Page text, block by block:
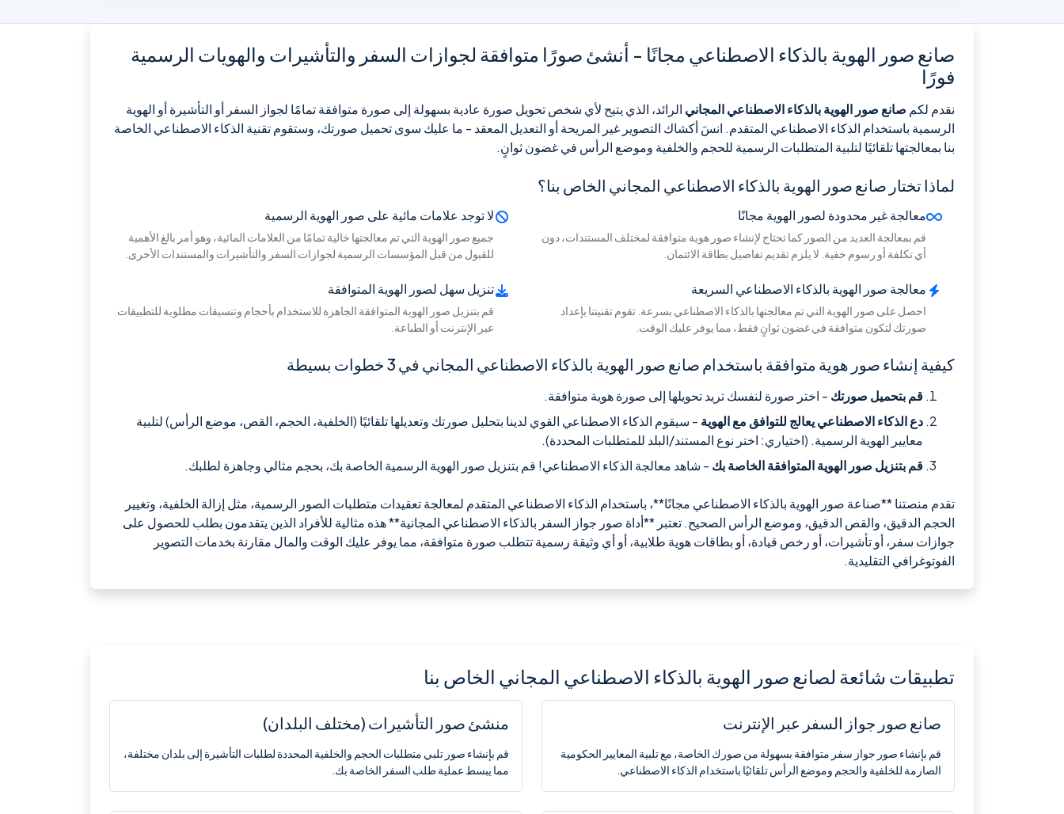
صانع صور الهوية بالذكاء الاصطناعي مجانًا - أنشئ صورًا متوافقة لجوازات السفر والتأشيرات والهويات الرسمية
فورًا
نقدم لكم صانع صور الهوية بالذكاء الاصطناعي المجاني الرائد، الذي يتيح لأي شخص تحويل صورة عادية بسهولة إلى صورة متوافقة تمامًا لجواز السفر أو التأشيرة أو الهوية
الرسمية باستخدام الذكاء الاصطناعي المتقدم. انسَ أكشاك التصوير غير المريحة أو التعديل المعقد - ما عليك سوى تحميل صورتك، وستقوم تقنية الذكاء الاصطناعي الخاصة
بنا بمعالجتها تلقائيًا لتلبية المتطلبات الرسمية للحجم والخلفية وموضع الرأس في غضون ثوانٍ.
لماذا تختار صانع صور الهوية بالذكاء الاصطناعي المجاني الخاص بنا؟
معالجة غير محدودة لصور الهوية مجانًا
قم بمعالجة العديد من الصور كما تحتاج لإنشاء صور هوية متوافقة لمختلف المستندات، دون
أي تكلفة أو رسوم خفية. لا يلزم تقديم تفاصيل بطاقة الائتمان.
لا توجد علامات مائية على صور الهوية الرسمية
جميع صور الهوية التي تم معالجتها خالية تمامًا من العلامات المائية، وهو أمر بالغ الأهمية
للقبول من قبل المؤسسات الرسمية لجوازات السفر والتأشيرات والمستندات الأخرى.
معالجة صور الهوية بالذكاء الاصطناعي السريعة
احصل على صور الهوية التي تم معالجتها بالذكاء الاصطناعي بسرعة. تقوم تقنيتنا بإعداد
صورتك لتكون متوافقة في غضون ثوانٍ فقط، مما يوفر عليك الوقت.
تنزيل سهل لصور الهوية المتوافقة
قم بتنزيل صور الهوية المتوافقة الجاهزة للاستخدام بأحجام وتنسيقات مطلوبة للتطبيقات
عبر الإنترنت أو الطباعة.
كيفية إنشاء صور هوية متوافقة باستخدام صانع صور الهوية بالذكاء الاصطناعي المجاني في 3 خطوات بسيطة
قم بتحميل صورتك - اختر صورة لنفسك تريد تحويلها إلى صورة هوية متوافقة.
دع الذكاء الاصطناعي يعالج للتوافق مع الهوية - سيقوم الذكاء الاصطناعي القوي لدينا بتحليل صورتك وتعديلها تلقائيًا (الخلفية، الحجم، القص، موضع الرأس) لتلبية
معايير الهوية الرسمية. (اختياري: اختر نوع المستند/البلد للمتطلبات المحددة).
قم بتنزيل صور الهوية المتوافقة الخاصة بك - شاهد معالجة الذكاء الاصطناعي! قم بتنزيل صور الهوية الرسمية الخاصة بك، بحجم مثالي وجاهزة لطلبك.
تقدم منصتنا **صناعة صور الهوية بالذكاء الاصطناعي مجانًا**، باستخدام الذكاء الاصطناعي المتقدم لمعالجة تعقيدات متطلبات الصور الرسمية، مثل إزالة الخلفية، وتغيير
الحجم الدقيق، والقص الدقيق، وموضع الرأس الصحيح. تعتبر **أداة صور جواز السفر بالذكاء الاصطناعي المجانية** هذه مثالية للأفراد الذين يتقدمون بطلب للحصول على
جوازات سفر، أو تأشيرات، أو رخص قيادة، أو بطاقات هوية طلابية، أو أي وثيقة رسمية تتطلب صورة متوافقة، مما يوفر عليك الوقت والمال مقارنة بخدمات التصوير
الفوتوغرافي التقليدية.
تطبيقات شائعة لصانع صور الهوية بالذكاء الاصطناعي المجاني الخاص بنا
صانع صور جواز السفر عبر الإنترنت
قم بإنشاء صور جواز سفر متوافقة بسهولة من صورك الخاصة، مع تلبية المعايير الحكومية
الصارمة للخلفية والحجم وموضع الرأس تلقائيًا باستخدام الذكاء الاصطناعي.
منشئ صور التأشيرات (مختلف البلدان)
قم بإنشاء صور تلبي متطلبات الحجم والخلفية المحددة لطلبات التأشيرة إلى بلدان مختلفة،
مما يبسط عملية طلب السفر الخاصة بك.